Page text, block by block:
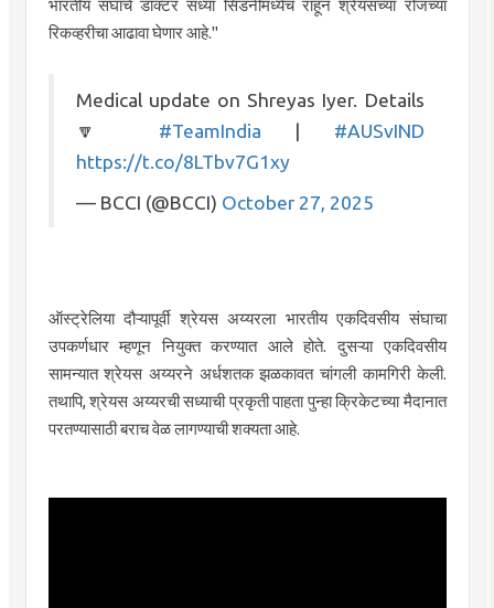
भारतीय संघाचे डॉक्टर सध्या सिडनीमध्येच राहून श्रेयसच्या रोजच्या
रिकव्हरीचा आढावा घेणार आहे."
Medical update on Shreyas Iyer. Details
🔽 #TeamIndia | #AUSvIND
https://t.co/8LTbv7G1xy
— BCCI (@BCCI) October 27, 2025
ऑस्ट्रेलिया दौऱ्यापूर्वी श्रेयस अय्यरला भारतीय एकदिवसीय संघाचा
उपकर्णधार म्हणून नियुक्त करण्यात आले होते. दुसऱ्या एकदिवसीय
सामन्यात श्रेयस अय्यरने अर्धशतक झळकावत चांगली कामगिरी केली.
तथापि, श्रेयस अय्यरची सध्याची प्रकृती पाहता पुन्हा क्रिकेटच्या मैदानात
परतण्यासाठी बराच वेळ लागण्याची शक्यता आहे.